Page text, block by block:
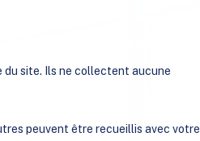
du site. Ils ne collectent aucune
peuvent être recueillis avec votre
Afficher le sous-menu